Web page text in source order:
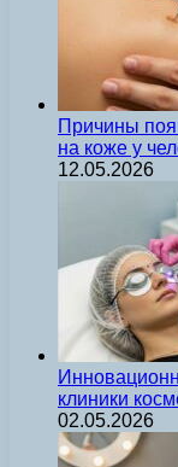
Причины
на коже у
12.05.2026
клиники
02.05.2026